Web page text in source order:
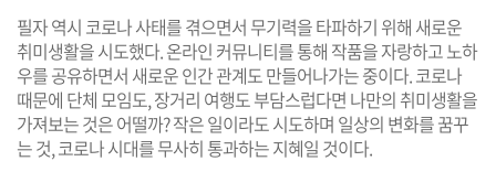
필자 역시 코로나 사태를 겪으면서 무기력을 타파하기 위해 새로운
취미생활을 시도했다. 온라인 커뮤니티를 통해 작품을 자랑하고 노하
우를 공유하면서 새로운 인간 관계도 만들어나가는 중이다. 코로나
때문에 단체 모임도, 장거리 여행도 부담스럽다면 나만의 취미생활을
가져보는 것은 어떨까? 작은 일이라도 시도하며 일상의 변화를 꿈꾸
는 것, 코로나 시대를 무사히 통과하는 지혜일 것이다.